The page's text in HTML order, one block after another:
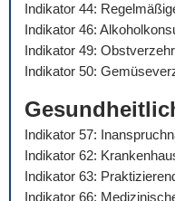
Indikator 44:
Indikator 46:
Indikator 49: Obstverzehr
Indikator 50:
Indikator 57:
Indikator 62:
Indikator 63:
Indikator 66: